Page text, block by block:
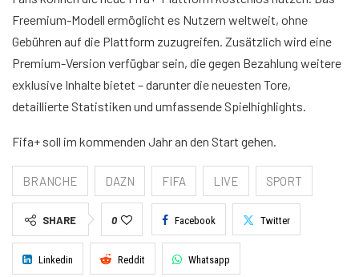
Freemium-Modell ermöglicht es Nutzern weltweit, ohne
Gebühren auf die Plattform zuzugreifen. Zusätzlich wird eine
Premium-Version verfügbar sein, die gegen Bezahlung weitere
exklusive Inhalte bietet – darunter die neuesten Tore,
detaillierte Statistiken und umfassende Spielhighlights.
Fifa+ soll im kommenden Jahr an den Start gehen.
BRANCHE DAZN FIFA LIVE SPORT
SHARE 0 Facebook Twitter
Linkedin Reddit Whatsapp